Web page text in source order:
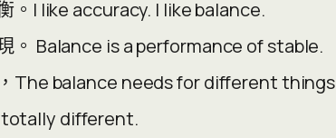
。I like accuracy. I like balance.
。 Balance is a performance of stable.
The balance needs for different things
totally different.